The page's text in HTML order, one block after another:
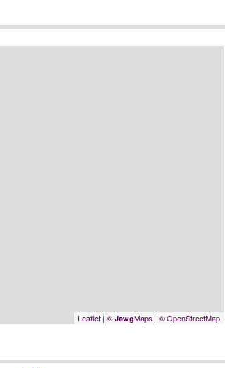
Leaflet | © JawgMaps | © OpenStreetMap